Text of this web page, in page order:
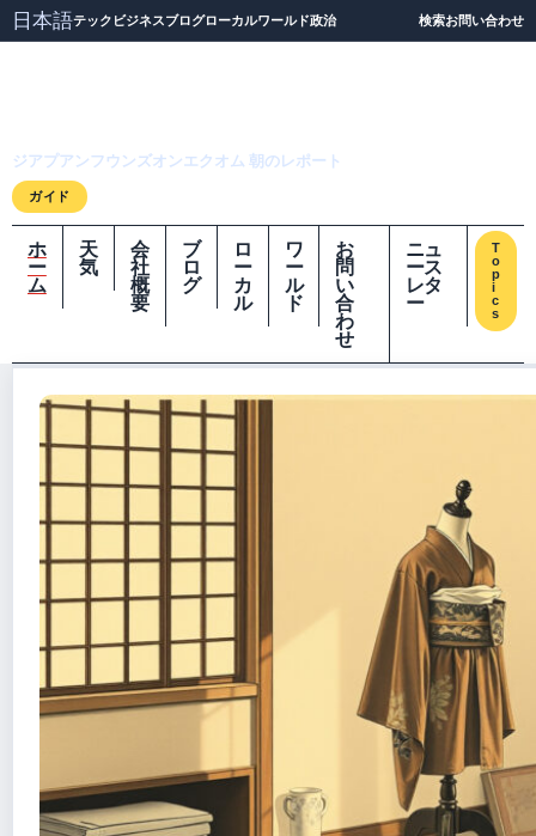
日本語テック ビジネスブログローカルワールド政治 検索お問い合わせ
ジアプアンフウンズオンエクオム 朝のレポート
ガイド
ホ
ー
ム
天
気
会
社
概
要
ブ
ロ
グ
ロ
ー
カ
ル
ワ
ー
ル
ド
お
問
い
合
わ
せ
ニュ
ース
レタ
ー
T
o
p
i
c
s